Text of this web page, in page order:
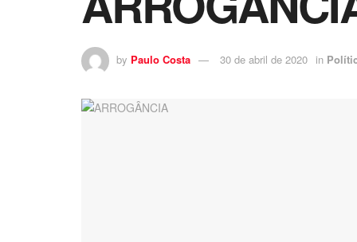
by Paulo Costa 30 de abril de 2020 in